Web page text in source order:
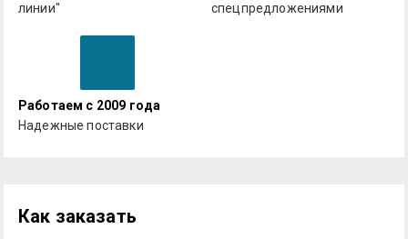
линии"
спецпредложениями
Работаем с 2009 года
Надежные поставки
Как заказать